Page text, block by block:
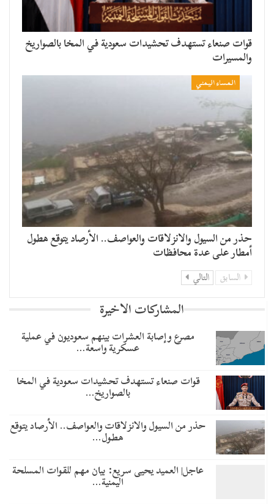
قوات صنعاء تستهدف تحشيدات سعودية في المخا بالصواريخ
والمسيرات
المساء اليمني
حذر من السيول والانزلاقات والعواصف.. الأرصاد يتوقع هطول
أمطار على عدة محافظات
السابق التالي
المشاركات الاخيرة
مصرع وإصابة العشرات بينهم سعوديون في عملية
عسكرية واسعة…
قوات صنعاء تستهدف تحشيدات سعودية في المخا
بالصواريخ…
حذر من السيول والانزلاقات والعواصف.. الأرصاد يتوقع
هطول…
عاجل| العميد يحيى سريع: بيان مهم للقوات المسلحة
اليمنية…